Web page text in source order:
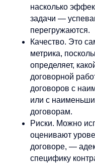
насколько
задачи —
перегружаются.
Качество. Это
метрика,
определяет,
договорной
договоров с
или с
договорам.
Риски. Можно
оценивают
договоре, —
специфику